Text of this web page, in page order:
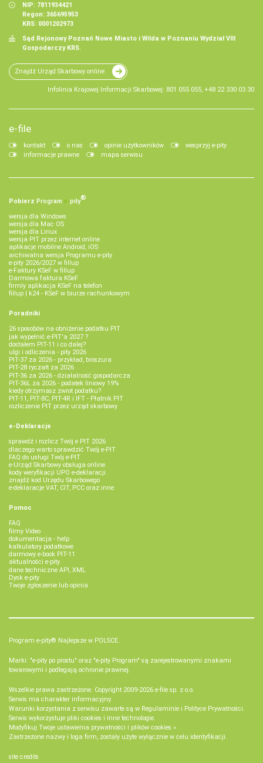
NIP: 7811934421
Regon: 365695953
KRS: 0001202973
Sąd Rejonowy Poznań Nowe Miasto i Wilda w Poznaniu Wydział VIII
Gospodarczy KRS.
Znajdź Urząd Skarbowy online
Infolinia Krajowej Informacji Skarbowej: 801 055 055, +48 22 330 03 30
e-file
kontakt o nas opinie użytkowników
wesprzyj e-pity
informacje prawne
mapa serwisu
Pobierz Program e‑pity®
wersja dla Windows
wersja dla Mac OS
wersja dla Linux
wersja PIT przez internet online
aplikacje mobilne Android, iOS
archiwalna wersja Programu e-pity
e-pity 2026/2027 w fillup
e‑Faktury KSeF w fillup
Darmowa faktura KSeF
firmly aplikacja KSeF na telefon
fillup | k24 - KSeF w biurze rachunkowym
Poradniki
26 sposobów na obniżenie podatku PIT
jak wypełnić e-PIT'a 2027 ?
dostałem PIT-11 i co dalej?
ulgi i odliczenia - pity 2026
PIT-37 za 2026 - przykład, broszura
PIT-28 ryczałt za 2026
PIT-36 za 2026 - działalność gospodarcza
PIT-36L za 2026 - podatek liniowy 19%
kiedy otrzymasz zwrot podatku?
PIT-11, PIT-8C, PIT-4R i IFT - Płatnik PIT
rozliczenie PIT przez urząd skarbowy
e-Deklaracje
sprawdź i rozlicz Twój e PIT 2026
dlaczego warto sprawdzić Twój e-PIT
FAQ do usługi Twój e-PIT
e-Urząd Skarbowy obsługa online
kody weryfikacji UPO e-deklaracji
znajdź kod Urzędu Skarbowego
e-deklaracje VAT, CIT, PCC oraz inne
Pomoc
FAQ
filmy Video
dokumentacja - help
kalkulatory podatkowe
darmowy e-book PIT-11
aktualności e-pity
dane techniczne API, XML
Dysk e-pity
Twoje zgłoszenie lub opinia
Program e-pity® Najlepsze w POLSCE.
Marki: "e-pity po prostu" oraz "e-pity Program" są zarejestrowanymi znakami
towarowymi i podlegają ochronie prawnej.
Wszelkie prawa zastrzeżone. Copyright 2009-2026 e-file sp. z o.o.
Serwis ma charakter informacyjny.
Warunki korzystania z serwisu zawarte są w Regulaminie i Polityce Prywatności.
Serwis wykorzystuje pliki cookies i inne technologie.
Modyfikuj Twoje ustawienia prywatności i plików cookies »
Zastrzeżone nazwy i loga firm, zostały użyte wyłącznie w celu identyfikacji.
site credits